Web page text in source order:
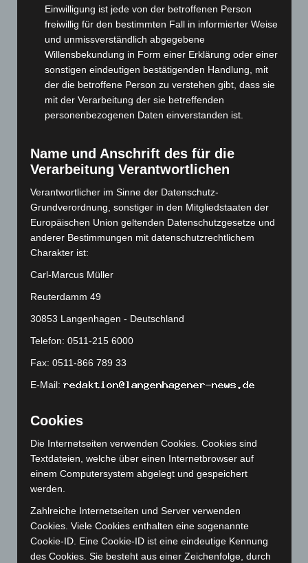
Mai 2025(112)
April 2025(88)
März 2025(111)
Februar 2025(96)
Januar 2025 (88)
Dezember 2024(89)
Oktober 2024(93)
(112)
August 2024
(107)
Juli 2024(89)
Juni 2024 (107)
März 2024(103)
Februar 2024(103)
Januar 2024(111)
Dezember 2023 (130)
November 2023(130)
September 2023
August 2023(134)
Juli 2023(118)
Juni 2023
Mai 2023(139)
April 2023 (155)
März 2023(174)
Einwilligung ist jede von der betroffenen Person
freiwillig für den bestimmten Fall in informierter Weise
und unmissverständlich abgegebene
Willensbekundung in Form einer Erklärung oder einer
sonstigen eindeutigen bestätigenden Handlung, mit
der die betroffene Person zu verstehen gibt, dass sie
mit der Verarbeitung der sie betreffenden
personenbezogenen Daten einverstanden ist.
Name und Anschrift des für die
Verarbeitung Verantwortlichen
Verantwortlicher im Sinne der Datenschutz-
Grundverordnung, sonstiger in den Mitgliedstaaten der
Europäischen Union geltenden Datenschutzgesetze und
anderer Bestimmungen mit datenschutzrechtlichem
Charakter ist:
Carl-Marcus Müller
Reuterdamm 49
30853 Langenhagen - Deutschland
Telefon: 0511-215 6000
Fax: 0511-866 789 33
E-Mail:
Cookies
Die Internetseiten verwenden Cookies. Cookies sind
Textdateien, welche über einen Internetbrowser auf
einem Computersystem abgelegt und gespeichert
werden.
Zahlreiche Internetseiten und Server verwenden
Cookies. Viele Cookies enthalten eine sogenannte
Cookie-ID. Eine Cookie-ID ist eine eindeutige Kennung
des Cookies. Sie besteht aus einer Zeichenfolge, durch